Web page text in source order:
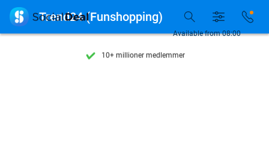
Tilgængelig 7 dage om ugen
10+ millioner medlemmer
Available from 08:00
 Trend24 (Funshopping)